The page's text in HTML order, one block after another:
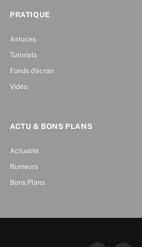
PRATIQUE
Astuces
Tutoriels
Fonds d’écran
Vidéo
ACTU & BONS PLANS
Actualité
Rumeurs
Bons Plans